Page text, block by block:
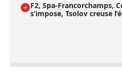
F2, Spa-Francorchamps,
s’impose, Tsolov creuse